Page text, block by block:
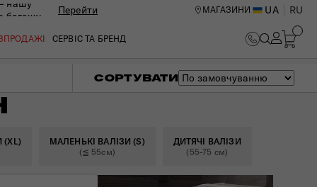
нашу
багажу
Перейти МАГАЗИНИ UA RU
СЕРВІС ТА БРЕНД
СОРТУВАТИ
МАЛЕНЬКІ ВАЛІЗИ (S)
(≦ 55см)
ДИТЯЧІ ВАЛІЗИ
(55-75 см)